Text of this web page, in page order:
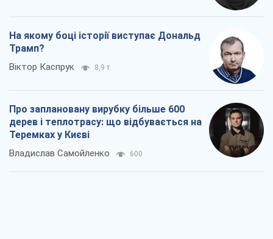
На якому боці історії виступає Дональд
Трамп?
Віктор Каспрук 8,9 т.
Про заплановану вирубку більше 600
дерев і теплотрасу: що відбувається на
Теремках у Києві
Владислав Самойленко 600